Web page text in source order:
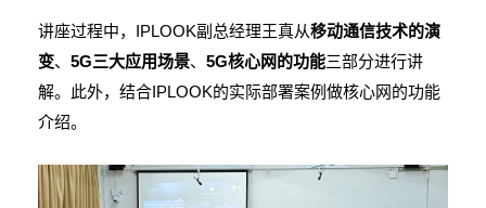
讲座过程中，IPLOOK副总经理王真从移动通信技术的演
变、5G三大应用场景、5G核心网的功能三部分进行讲
解。此外，结合IPLOOK的实际部署案例做核心网的功能
介绍。